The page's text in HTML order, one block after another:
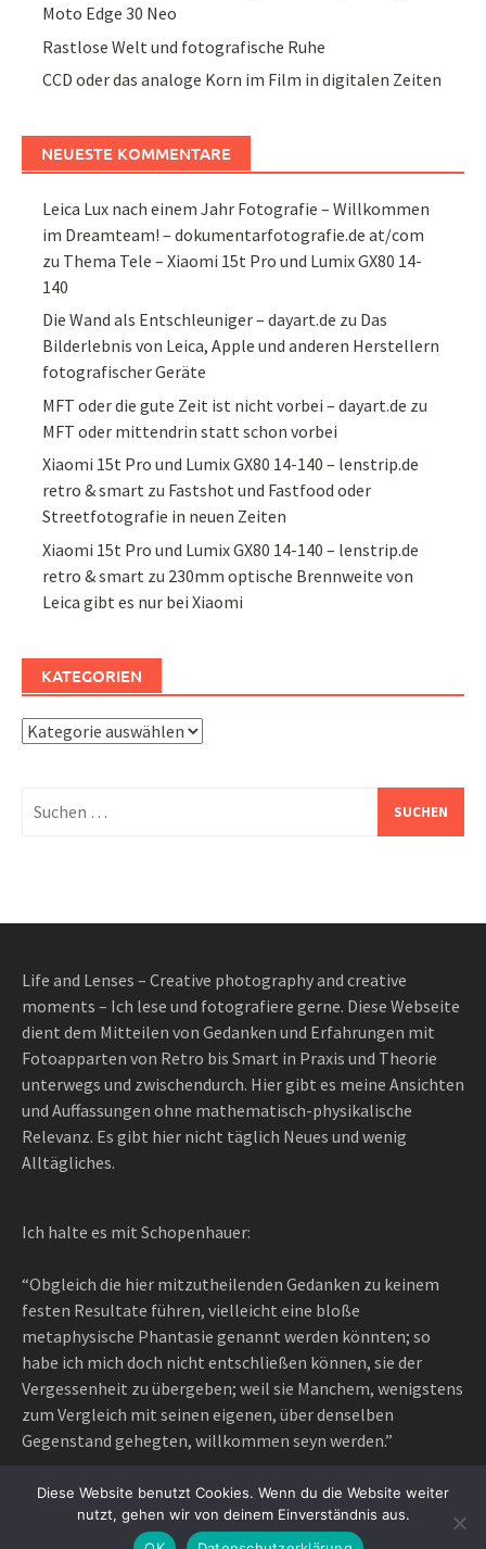
Moto Edge 30 Neo
Rastlose Welt und fotografische Ruhe
CCD oder das analoge Korn im Film in digitalen Zeiten
NEUESTE KOMMENTARE
Leica Lux nach einem Jahr Fotografie – Willkommen
im Dreamteam! – dokumentarfotografie.de at/com
zu Thema Tele – Xiaomi 15t Pro und Lumix GX80 14-
140
Die Wand als Entschleuniger – dayart.de zu Das
Bilderlebnis von Leica, Apple und anderen Herstellern
fotografischer Geräte
MFT oder die gute Zeit ist nicht vorbei – dayart.de zu
MFT oder mittendrin statt schon vorbei
Xiaomi 15t Pro und Lumix GX80 14-140 – lenstrip.de
retro & smart zu Fastshot und Fastfood oder
Streetfotografie in neuen Zeiten
Xiaomi 15t Pro und Lumix GX80 14-140 – lenstrip.de
retro & smart zu 230mm optische Brennweite von
Leica gibt es nur bei Xiaomi
KATEGORIEN
Kategorien
nach:
Life and Lenses – Creative photography and creative
moments – Ich lese und fotografiere gerne. Diese Webseite
dient dem Mitteilen von Gedanken und Erfahrungen mit
Fotoapparten von Retro bis Smart in Praxis und Theorie
unterwegs und zwischendurch. Hier gibt es meine Ansichten
und Auffassungen ohne mathematisch-physikalische
Relevanz. Es gibt hier nicht täglich Neues und wenig
Alltägliches.
Ich halte es mit Schopenhauer:
“Obgleich die hier mitzutheilenden Gedanken zu keinem
festen Resultate führen, vielleicht eine bloße
metaphysische Phantasie genannt werden könnten; so
habe ich mich doch nicht entschließen können, sie der
Vergessenheit zu übergeben; weil sie Manchem, wenigstens
zum Vergleich mit seinen eigenen, über denselben
Gegenstand gehegten, willkommen seyn werden.”
Proudly powered by WordPress|Theme: Awaken Pro by
Diese Website benutzt Cookies. Wenn du die Website weiter
nutzt, gehen wir von deinem Einverständnis aus.